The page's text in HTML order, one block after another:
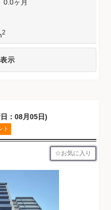
0.0ヶ月
2
示
：08月05日)
ト
お気に入り